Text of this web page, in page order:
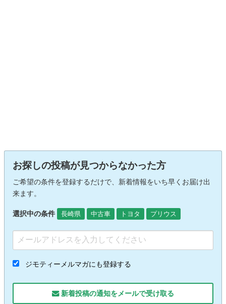
お探しの投稿が見つからなかった方
ご希望の条件を登録するだけで、新着情報をいち早くお届け出
来ます。
選択中の条件 長崎県 中古車 トヨタ プリウス
ジモティーメルマガにも登録する
新着投稿の通知をメールで受け取る